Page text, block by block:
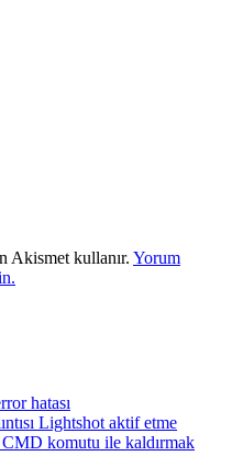
Akismet kullanır. Yorum
hatası
Lightshot aktif etme
komutu ile kaldırmak